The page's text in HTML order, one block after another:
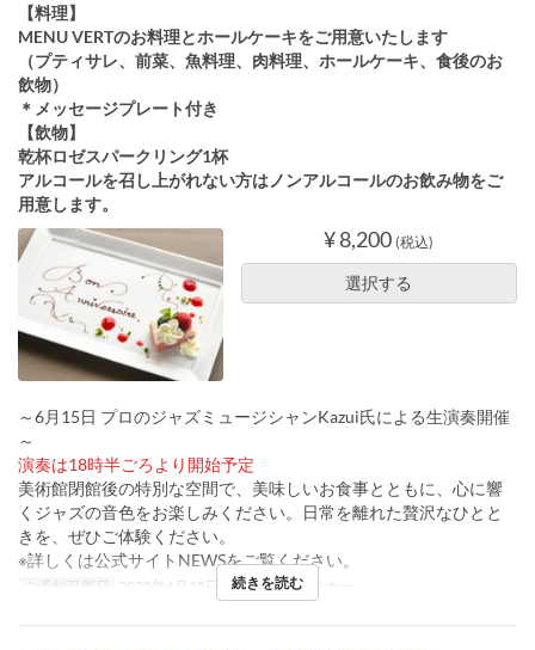
【料理】
MENU VERTのお料理とホールケーキをご用意いたします
（プティサレ、前菜、魚料理、肉料理、ホールケーキ、食後のお
飲物）
＊メッセージプレート付き
【飲物】
乾杯ロゼスパークリング1杯
アルコールを召し上がれない方はノンアルコールのお飲み物をご
用意します。
¥ 8,200 (税込)
選択する
～6月15日 プロのジャズミュージシャンKazui氏による生演奏開催
～
演奏は18時半ごろより開始予定
美術館閉館後の特別な空間で、美味しいお食事とともに、心に響
くジャズの音色をお楽しみください。日常を離れた贅沢なひとと
きを、ぜひご体験ください。
※詳しくは公式サイトNEWSをご覧ください。
ご予約可能日 2025年6月15日 食事時間 ディナー
続きを読む